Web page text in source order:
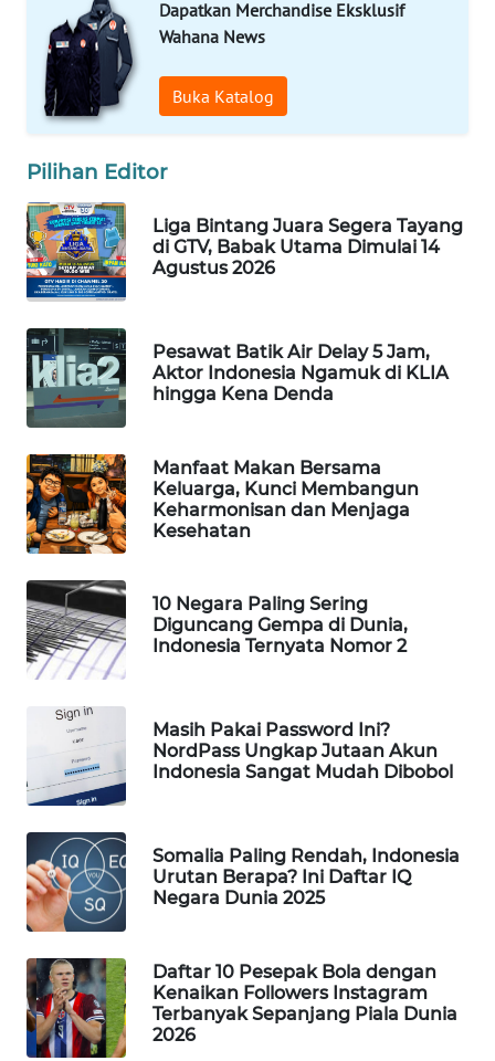
Dapatkan Merchandise Eksklusif
Wahana News
Buka Katalog
Pilihan Editor
Liga Bintang Juara Segera Tayang
di GTV, Babak Utama Dimulai 14
Agustus 2026
Pesawat Batik Air Delay 5 Jam,
Aktor Indonesia Ngamuk di KLIA
hingga Kena Denda
Manfaat Makan Bersama
Keluarga, Kunci Membangun
Keharmonisan dan Menjaga
Kesehatan
10 Negara Paling Sering
Diguncang Gempa di Dunia,
Indonesia Ternyata Nomor 2
Masih Pakai Password Ini?
NordPass Ungkap Jutaan Akun
Indonesia Sangat Mudah Dibobol
Somalia Paling Rendah, Indonesia
Urutan Berapa? Ini Daftar IQ
Negara Dunia 2025
Daftar 10 Pesepak Bola dengan
Kenaikan Followers Instagram
Terbanyak Sepanjang Piala Dunia
2026
MAWAKA
ID
MARTABAT
PLN
WATCH
MKLI
LPKKI
LKKI
KOPEKLIN
PORTAL
KONSUMEN
FORWAMKI
ALPERKLINAS
FORJASIDA
TAMBANG
NEWS
SITUNGIR
NEWS
SIDIKALANG
NEWS
SIBARAGAS
NEWS